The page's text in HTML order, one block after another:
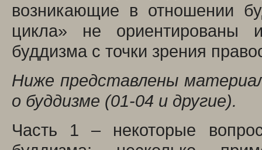
возникающие в отношении
цикла» не ориентированы
буддизма с точки зрения
Ниже представлены
о буддизме (01-04 и другие).
Часть 1 – некоторые